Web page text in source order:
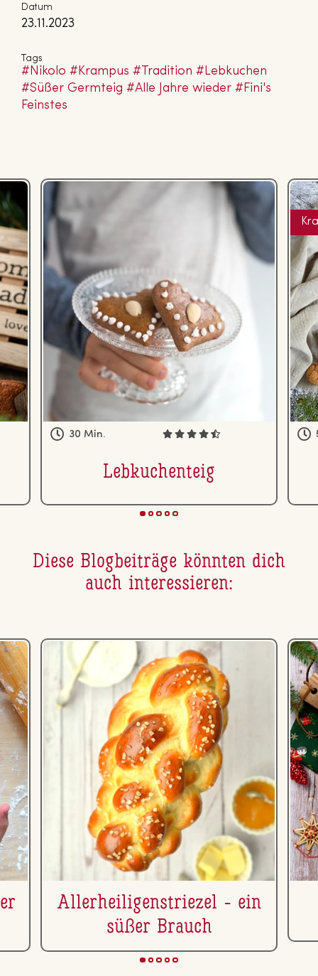
Datum
23.11.2023
Tags
#Nikolo #Krampus #Tradition #Lebkuchen
#Süßer Germteig #Alle Jahre wieder #Fini's
Feinstes
30 Min.
Leb­ku­chen­teig
Diese Blog­bei­trä­ge könnten dich
auch in­ter­es­sie­ren:
Al­ler­hei­li­gen­s­trie­zel - ein
süßer Brauch